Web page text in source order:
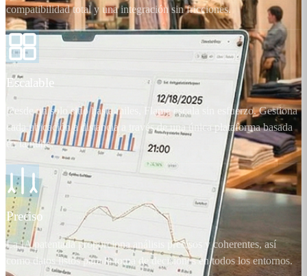
compatibilidad total y una integración sin fricciones.
Escalable
Desde un solo sitio hasta miles, Flame escala sin esfuerzo. Gestiona
cada ubicación a distancia a través de una única plataforma basada
en la nube.
Preciso
La IA patentada proporciona análisis precisos y coherentes, así
como datos listos para la toma de decisiones en todos los entornos.